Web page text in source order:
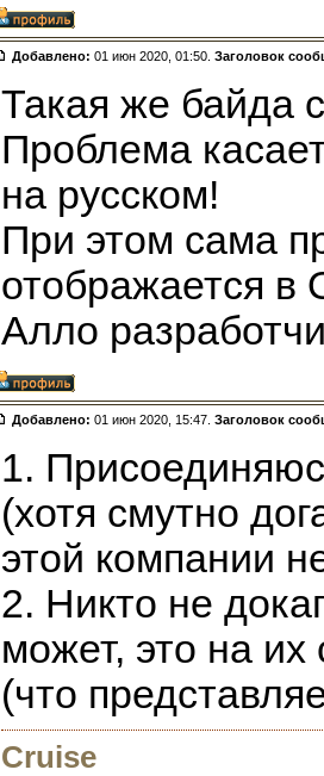
Добавлено: 01 июн 2020, 01:50. Заголовок
Такая же байда
Проблема
на русском!
При этом сама
отображается
Алло
Добавлено: 01 июн 2020, 15:47. Заголовок
1.
(хотя смутно
этой компании
2. Никто не
может, это на
(что
Cruise